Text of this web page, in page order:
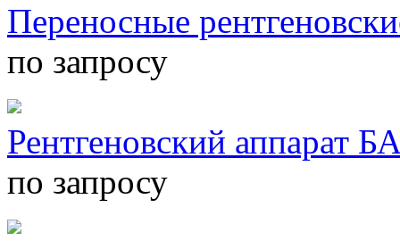
Переносные
по запросу
Рентгеновский аппарат
по запросу